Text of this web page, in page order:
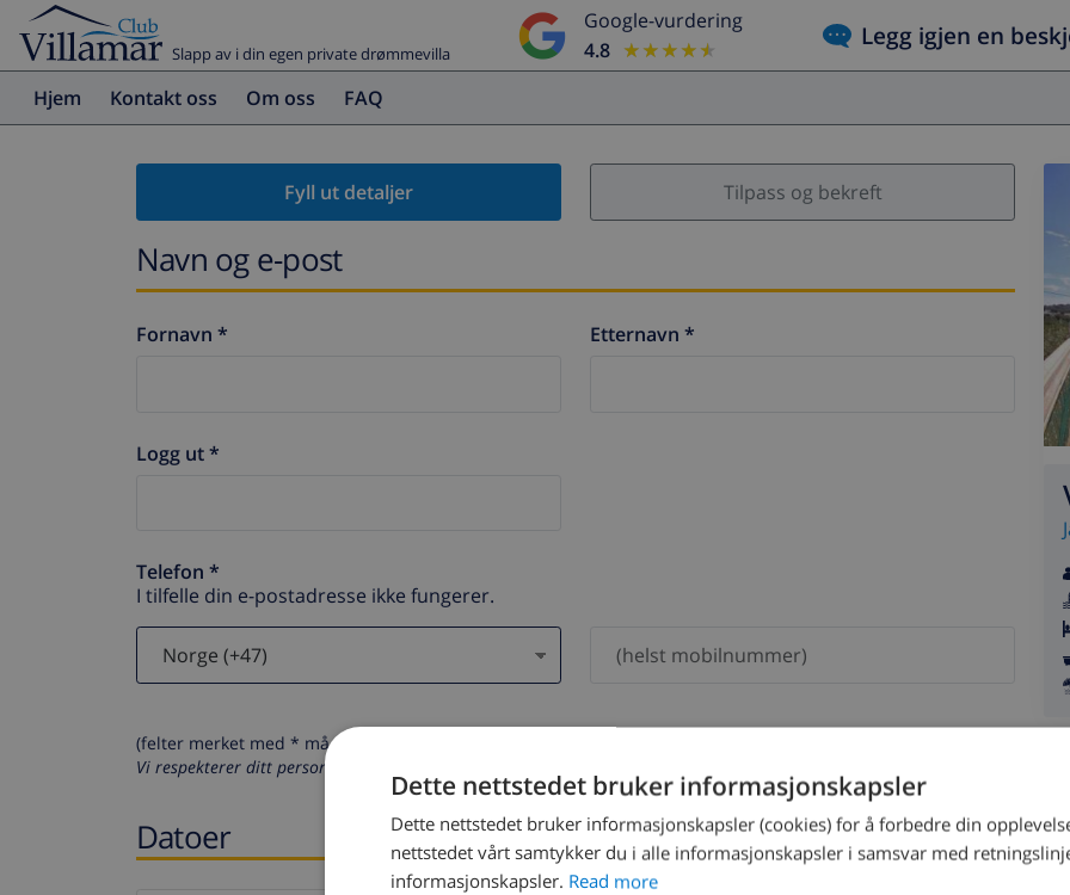
Slapp av i din egen private drømmevilla
Google-vurdering
4.8
★★★★★
★★★★★ Legg igjen en
Hjem Kontakt oss Om oss FAQ
Fyll ut detaljer Tilpass og bekreft
Navn og e-post
Fornavn * Etternavn *
Logg ut *
Telefon *
I tilfelle din e-postadresse ikke fungerer.
(felter merket med * må fylles ut)
Vi respekterer ditt personvern. Dine personalia vil aldri bli delt med andre.
Datoer
Dette nettstedet bruker informasjonskapsler
Dette nettstedet bruker informasjonskapsler (cookies) for å forbedre din
nettstedet vårt samtykker du i alle informasjonskapsler i samsvar med
informasjonskapsler. Read more